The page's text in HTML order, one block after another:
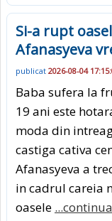
Si-a rupt
Afanasyeva
publicat 2026-08-04
Baba sufera la
19 ani este
moda din
castiga cativa
Afanasyeva a
in cadrul careia
oasele